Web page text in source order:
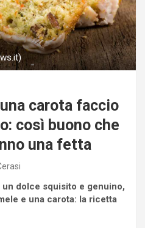
carota faccio
così buono che
una fetta
dolce squisito e genuino,
e una carota: la ricetta